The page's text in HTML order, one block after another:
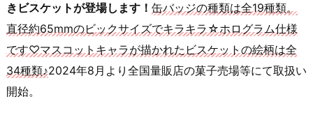
きビスケットが登場します！ 缶バッジの種類は全19種類。
直径約65mmのビックサイズでキラキラ☆ホログラム仕様
です♡マスコットキャラが描かれたビスケットの絵柄は全
34種類♪2024年8月より全国量販店の菓子売場等にて取扱い
開始。